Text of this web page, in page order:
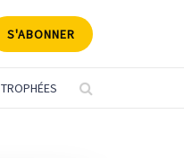
S'ABONNER
TROPHÉES